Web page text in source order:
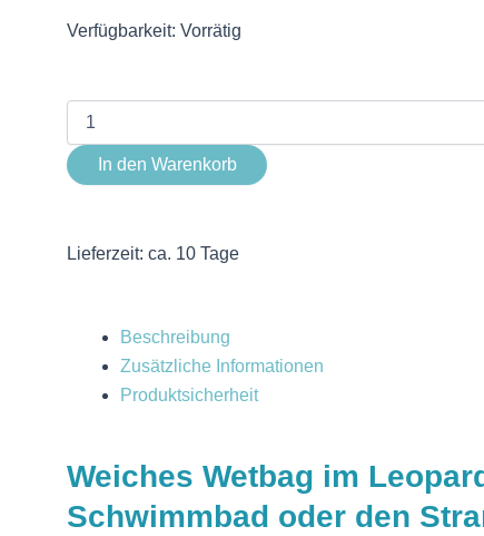
Verfügbarkeit: Vorrätig
In den Warenkorb
Lieferzeit: ca. 10 Tage
Beschreibung
Zusätzliche Informationen
Produktsicherheit
Weiches Wetbag im
Schwimmbad oder den